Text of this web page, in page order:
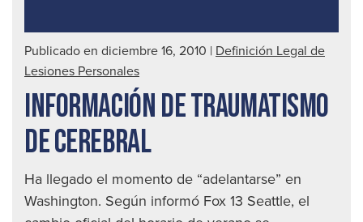
|
Publicado en diciembre 16, 2010 | Definición Legal de
Lesiones Personales
INFORMACIÓN DE TRAUMATISMO
DE CEREBRAL
Ha llegado el momento de “adelantarse” en
Washington. Según informó Fox 13 Seattle, el